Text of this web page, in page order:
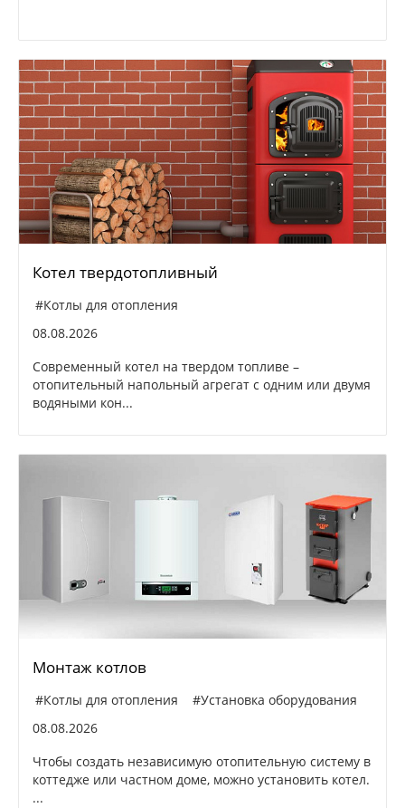
Котел твердотопливный
#Котлы для отопления
08.08.2026
Современный котел на твердом топливе –
отопительный напольный агрегат с одним или двумя
водяными кон...
Монтаж котлов
#Котлы для отопления
#Установка оборудования
08.08.2026
Чтобы создать независимую отопительную систему в
коттедже или частном доме, можно установить котел.
...